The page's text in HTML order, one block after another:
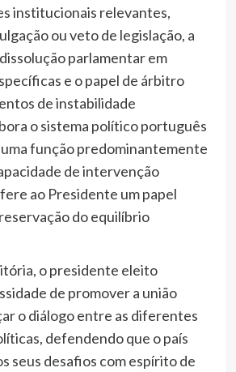
institucionais relevantes,
ou veto de legislação, a
parlamentar em
e o papel de árbitro
de instabilidade
o sistema político português
função predominantemente
de intervenção
ao Presidente um papel
do equilíbrio
o presidente eleito
de promover a união
o diálogo entre as diferentes
defendendo que o país
seus desafios com espírito de